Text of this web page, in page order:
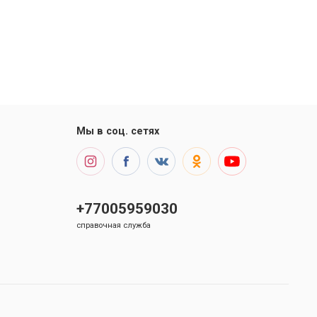
Мы в соц. сетях
+77005959030
справочная служба